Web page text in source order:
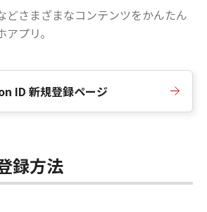
どさまざまなコンテンツをかんたん
プリ。
ID 新規登録ページ
録方法